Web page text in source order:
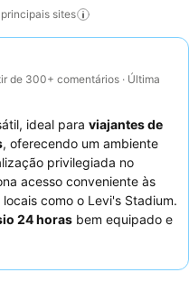
sites
de 300+ comentários · Última
ideal para viajantes de
, oferecendo um ambiente
privilegiada no
acesso conveniente às
como o Levi's Stadium.
24 horas bem equipado e
elogiam